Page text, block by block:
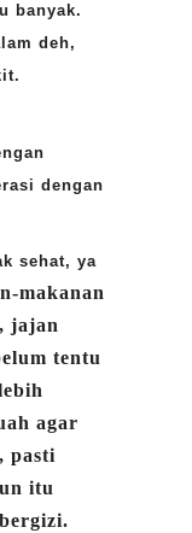
banyak.
deh,
dengan
sehat, ya
makanan
jajan
tentu
agar
pasti
itu